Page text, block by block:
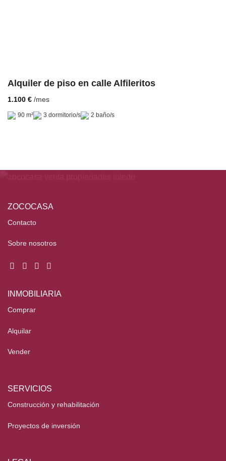
Alquiler de piso en calle Alfileritos
1.100 € /mes
90 m² 3 dormitorio/s 2 baño/s
ZOCOCASA
Contacto
Sobre nosotros
INMOBILIARIA
Comprar
Alquilar
Vender
SERVICIOS
Construcción y rehabilitación
Proyectos de inversión